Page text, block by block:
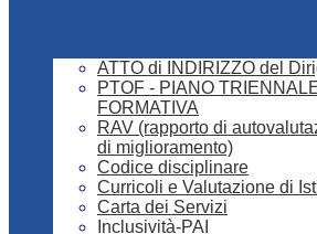
ATTO di INDIRIZZO del
PTOF - PIANO
FORMATIVA
RAV (rapporto di
di miglioramento)
Codice disciplinare
Curricoli e Valutazione di
Carta dei Servizi
Inclusività-PAI